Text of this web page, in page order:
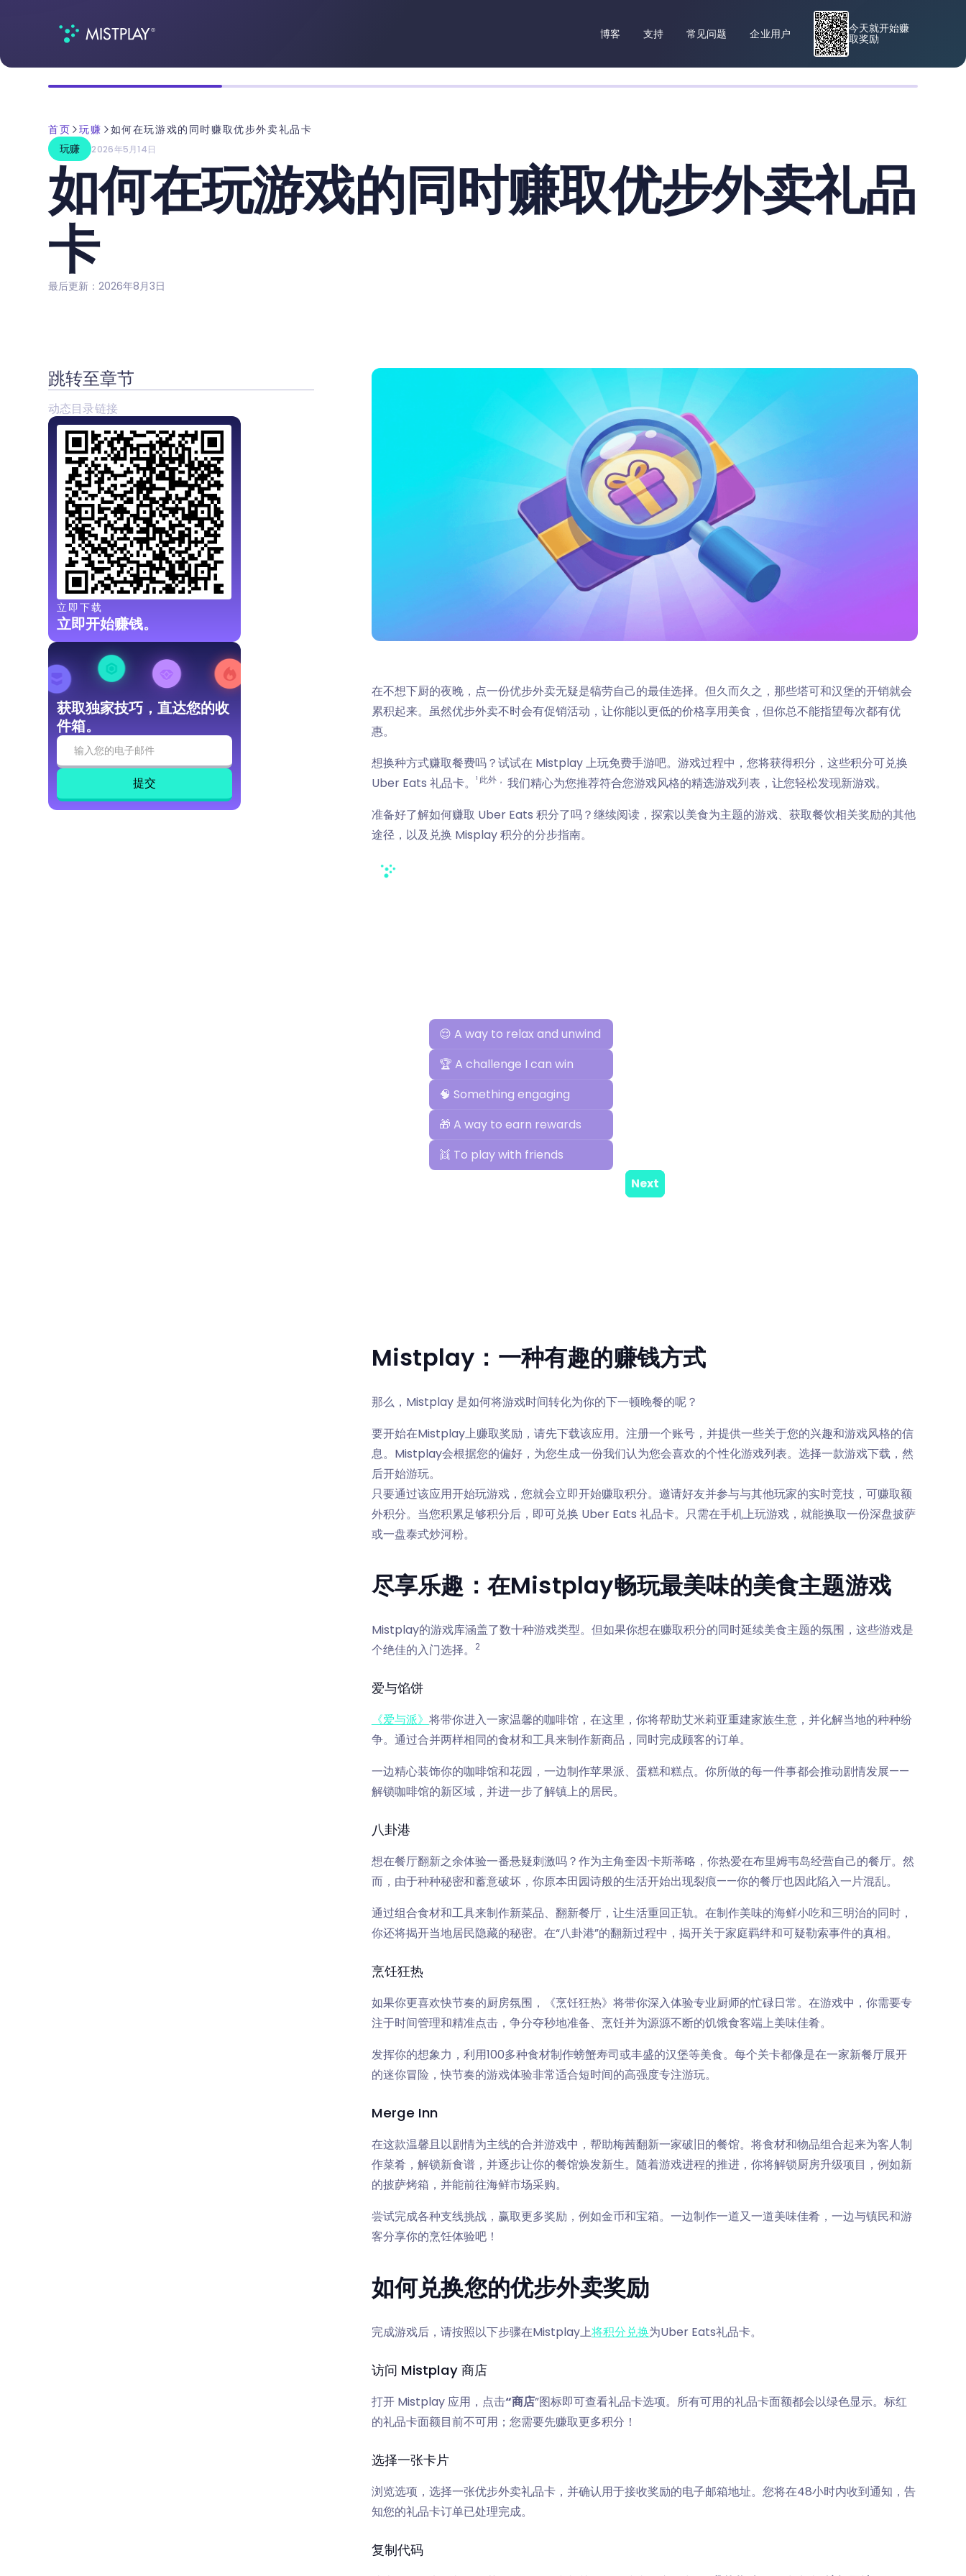
博客 支持 常见问题 企业用户 今天就开始赚
取奖励
首页 玩赚
如何在玩游戏的同时赚取优步外卖礼品卡
玩赚
2026年5月14日
如何在玩游戏的同时赚取优步外卖礼品
卡
最后更新：2026年8月3日
跳转至章节
动态目录链接
立即下载
立即开始赚钱。
获取独家技巧，直达您的收
件箱。
在不想下厨的夜晚，点一份优步外卖无疑是犒劳自己的最佳选择。但久而久之，那些塔可和汉堡的开销就会
累积起来。虽然优步外卖不时会有促销活动，让你能以更低的价格享用美食，但你总不能指望每次都有优
惠。
想换种方式赚取餐费吗？试试在 Mistplay 上玩免费手游吧。游戏过程中，您将获得积分，这些积分可兑换
Uber Eats 礼品卡。
¹ 此外， 我们精心为您推荐符合您游戏风格的精选游戏列表，让您轻松发现新游戏。
准备好了解如何赚取 Uber Eats 积分了吗？继续阅读，探索以美食为主题的游戏、获取餐饮相关奖励的其他
途径，以及兑换 Misplay 积分的分步指南。
Mistplay：一种有趣的赚钱方式
那么，Mistplay 是如何将游戏时间转化为你的下一顿晚餐的呢？
要开始在Mistplay上赚取奖励，请先下载该应用。注册一个账号，并提供一些关于您的兴趣和游戏风格的信
息。Mistplay会根据您的偏好，为您生成一份我们认为您会喜欢的个性化游戏列表。选择一款游戏下载，然
后开始游玩。
只要通过该应用开始玩游戏，您就会立即开始赚取积分。邀请好友并参与与其他玩家的实时竞技，可赚取额
外积分。当您积累足够积分后，即可兑换 Uber Eats 礼品卡。只需在手机上玩游戏，就能换取一份深盘披萨
或一盘泰式炒河粉。
尽享乐趣：在Mistplay畅玩最美味的美食主题游戏
Mistplay的游戏库涵盖了数十种游戏类型。但如果你想在赚取积分的同时延续美食主题的氛围，这些游戏是
个绝佳的入门选择。
2
爱与馅饼
《爱与派》将带你进入一家温馨的咖啡馆，在这里，你将帮助艾米莉亚重建家族生意，并化解当地的种种纷
争。通过合并两样相同的食材和工具来制作新商品，同时完成顾客的订单。
一边精心装饰你的咖啡馆和花园，一边制作苹果派、蛋糕和糕点。你所做的每一件事都会推动剧情发展——
解锁咖啡馆的新区域，并进一步了解镇上的居民。
八卦港
想在餐厅翻新之余体验一番悬疑刺激吗？作为主角奎因·卡斯蒂略，你热爱在布里姆韦岛经营自己的餐厅。然
而，由于种种秘密和蓄意破坏，你原本田园诗般的生活开始出现裂痕——你的餐厅也因此陷入一片混乱。
通过组合食材和工具来制作新菜品、翻新餐厅，让生活重回正轨。在制作美味的海鲜小吃和三明治的同时，
你还将揭开当地居民隐藏的秘密。在“八卦港”的翻新过程中，揭开关于家庭羁绊和可疑勒索事件的真相。
烹饪狂热
如果你更喜欢快节奏的厨房氛围，《烹饪狂热》将带你深入体验专业厨师的忙碌日常。在游戏中，你需要专
注于时间管理和精准点击，争分夺秒地准备、烹饪并为源源不断的饥饿食客端上美味佳肴。
发挥你的想象力，利用100多种食材制作螃蟹寿司或丰盛的汉堡等美食。每个关卡都像是在一家新餐厅展开
的迷你冒险，快节奏的游戏体验非常适合短时间的高强度专注游玩。
Merge Inn
在这款温馨且以剧情为主线的合并游戏中，帮助梅茜翻新一家破旧的餐馆。将食材和物品组合起来为客人制
作菜肴，解锁新食谱，并逐步让你的餐馆焕发新生。随着游戏进程的推进，你将解锁厨房升级项目，例如新
的披萨烤箱，并能前往海鲜市场采购。
尝试完成各种支线挑战，赢取更多奖励，例如金币和宝箱。一边制作一道又一道美味佳肴，一边与镇民和游
客分享你的烹饪体验吧！
如何兑换您的优步外卖奖励
完成游戏后，请按照以下步骤在Mistplay上将积分兑换为Uber Eats礼品卡。
访问 Mistplay 商店
打开 Mistplay 应用，点击“商店”图标即可查看礼品卡选项。所有可用的礼品卡面额都会以绿色显示。标红
的礼品卡面额目前不可用；您需要先赚取更多积分！
选择一张卡片
浏览选项，选择一张优步外卖礼品卡，并确认用于接收奖励的电子邮箱地址。您将在48小时内收到通知，告
知您的礼品卡订单已处理完成。
复制代码